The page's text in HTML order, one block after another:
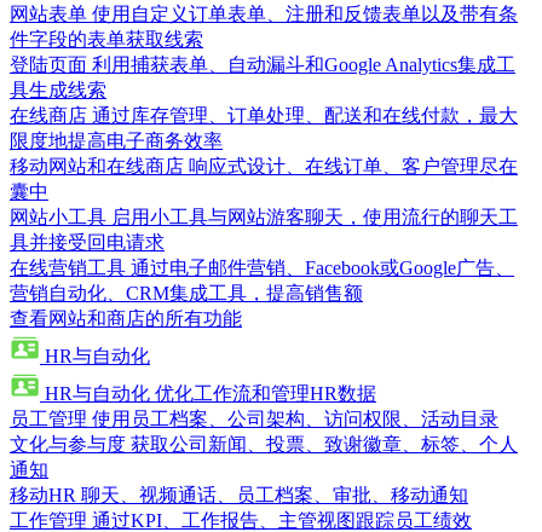
网站表单 使用自定义订单表单、注册和反馈表单以及带有条
件字段的表单获取线索
登陆页面 利用捕获表单、自动漏斗和Google Analytics集成工
具生成线索
在线商店 通过库存管理、订单处理、配送和在线付款，最大
限度地提高电子商务效率
移动网站和在线商店 响应式设计、在线订单、客户管理尽在
囊中
网站小工具 启用小工具与网站游客聊天，使用流行的聊天工
具并接受回电请求
在线营销工具 通过电子邮件营销、Facebook或Google广告、
营销自动化、CRM集成工具，提高销售额
查看网站和商店的所有功能
HR与自动化
HR与自动化 优化工作流和管理HR数据
员工管理 使用员工档案、公司架构、访问权限、活动目录
文化与参与度 获取公司新闻、投票、致谢徽章、标签、个人
通知
移动HR 聊天、视频通话、员工档案、审批、移动通知
工作管理 通过KPI、工作报告、主管视图跟踪员工绩效